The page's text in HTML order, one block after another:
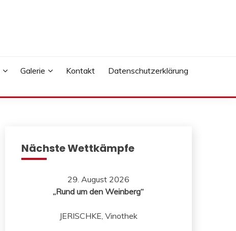
Galerie Kontakt
Datenschutzerklärung
Nächste Wettkämpfe
29. August 2026
„Rund um den Weinberg“
JERISCHKE, Vinothek